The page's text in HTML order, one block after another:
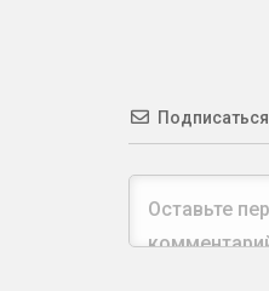
Подписаться